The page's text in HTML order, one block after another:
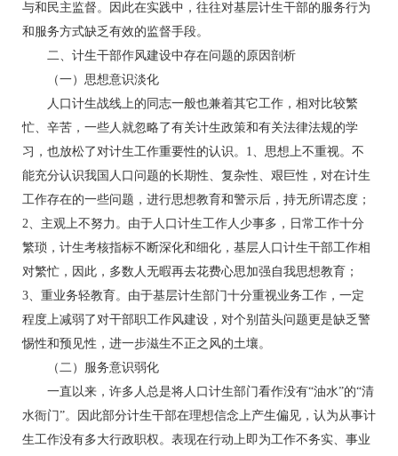
与和民主监督。因此在实践中，往往对基层计生干部的服务行为
和服务方式缺乏有效的监督手段。
二、计生干部作风建设中存在问题的原因剖析
（一）思想意识淡化
人口计生战线上的同志一般也兼着其它工作，相对比较繁
忙、辛苦，一些人就忽略了有关计生政策和有关法律法规的学
习，也放松了对计生工作重要性的认识。1、思想上不重视。不
能充分认识我国人口问题的长期性、复杂性、艰巨性，对在计生
工作存在的一些问题，进行思想教育和警示后，持无所谓态度；
2、主观上不努力。由于人口计生工作人少事多，日常工作十分
繁琐，计生考核指标不断深化和细化，基层人口计生干部工作相
对繁忙，因此，多数人无暇再去花费心思加强自我思想教育；
3、重业务轻教育。由于基层计生部门十分重视业务工作，一定
程度上减弱了对干部职工作风建设，对个别苗头问题更是缺乏警
惕性和预见性，进一步滋生不正之风的土壤。
（二）服务意识弱化
一直以来，许多人总是将人口计生部门看作没有“油水”的“清
水衙门”。因此部分计生干部在理想信念上产生偏见，认为从事计
生工作没有多大行政职权。表现在行动上即为工作不务实、事业